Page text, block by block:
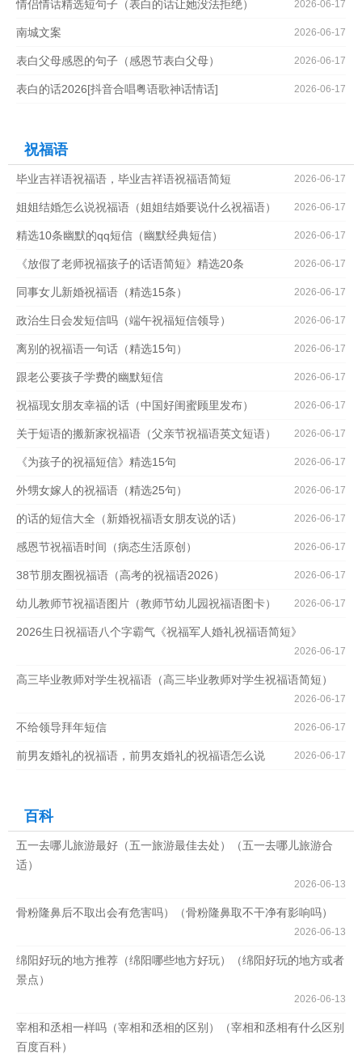
情侣情话精选短句子（表白的话让她没法拒绝） 2026-06-17
南城文案 2026-06-17
表白父母感恩的句子（感恩节表白父母） 2026-06-17
表白的话2026[抖音合唱粤语歌神话情话] 2026-06-17
祝福语
毕业吉祥语祝福语，毕业吉祥语祝福语简短 2026-06-17
姐姐结婚怎么说祝福语（姐姐结婚要说什么祝福语） 2026-06-17
精选10条幽默的qq短信（幽默经典短信） 2026-06-17
《放假了老师祝福孩子的话语简短》精选20条 2026-06-17
同事女儿新婚祝福语（精选15条） 2026-06-17
政治生日会发短信吗（端午祝福短信领导） 2026-06-17
离别的祝福语一句话（精选15句） 2026-06-17
跟老公要孩子学费的幽默短信 2026-06-17
祝福现女朋友幸福的话（中国好闺蜜顾里发布） 2026-06-17
关于短语的搬新家祝福语（父亲节祝福语英文短语） 2026-06-17
《为孩子的祝福短信》精选15句 2026-06-17
外甥女嫁人的祝福语（精选25句） 2026-06-17
的话的短信大全（新婚祝福语女朋友说的话） 2026-06-17
感恩节祝福语时间（病态生活原创） 2026-06-17
38节朋友圈祝福语（高考的祝福语2026） 2026-06-17
幼儿教师节祝福语图片（教师节幼儿园祝福语图卡） 2026-06-17
2026生日祝福语八个字霸气《祝福军人婚礼祝福语简短》
2026-06-17
高三毕业教师对学生祝福语（高三毕业教师对学生祝福语简短）
2026-06-17
不给领导拜年短信 2026-06-17
前男友婚礼的祝福语，前男友婚礼的祝福语怎么说 2026-06-17
百科
五一去哪儿旅游最好（五一旅游最佳去处）（五一去哪儿旅游合
适）
2026-06-13
骨粉隆鼻后不取出会有危害吗）（骨粉隆鼻取不干净有影响吗）
2026-06-13
绵阳好玩的地方推荐（绵阳哪些地方好玩）（绵阳好玩的地方或者
景点）
2026-06-13
宰相和丞相一样吗（宰相和丞相的区别）（宰相和丞相有什么区别
百度百科）